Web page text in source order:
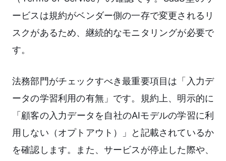
ービスは規約がベンダー側の一存で変更されるリ
スクがあるため、継続的なモニタリングが必要で
す。
法務部門がチェックすべき最重要項目は「入力デ
ータの学習利用の有無」です。規約上、明示的に
「顧客の入力データを自社のAIモデルの学習に利
用しない（オプトアウト）」と記載されているか
を確認します。また、サービスが停止した際や、